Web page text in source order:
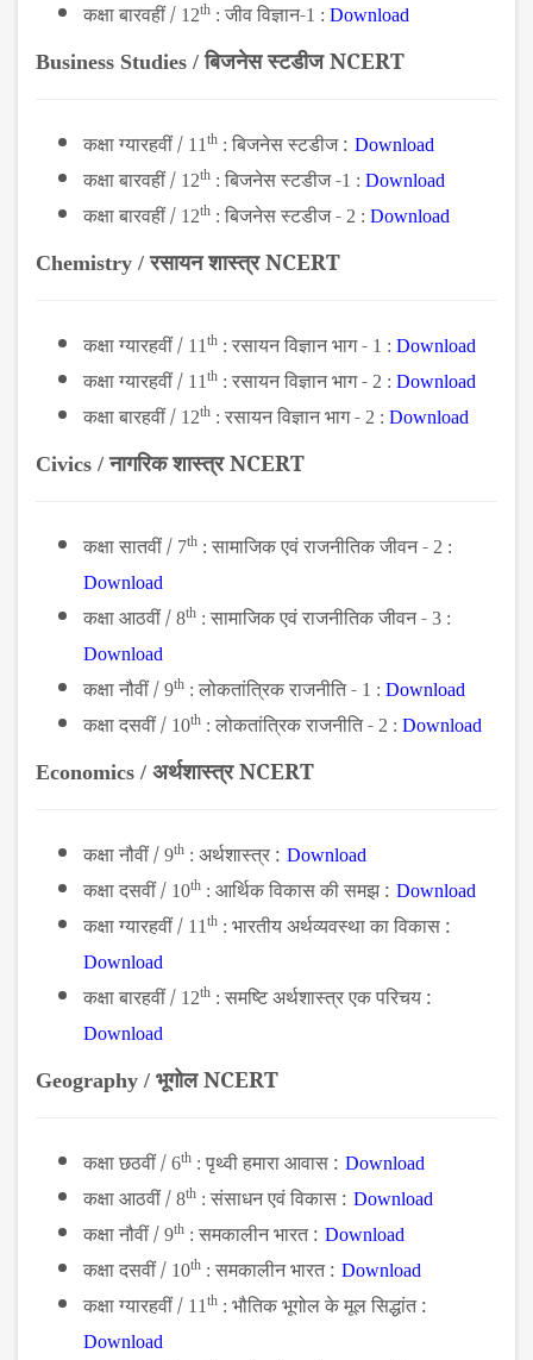
कक्षा बारवहीं / 12th : जीव विज्ञान-1 : Download
Business Studies /बिजनेस स्टडीज NCERT
कक्षा ग्यारहवीं / 11 th : बिजनेस स्टडीज : Download
कक्षा बारवहीं / 12th : बिजनेस स्टडीज -1 : Download
कक्षा बारवहीं / 12th : बिजनेस स्टडीज - 2 : Download
Chemistry /रसायन शास्त्र NCERT
कक्षा ग्यारहवीं / 11 th : रसायन विज्ञान भाग - 1 : Download
कक्षा ग्यारहवीं / 11 th : रसायन विज्ञान भाग - 2 : Download
कक्षा बारहवीं / 12th : रसायन विज्ञान भाग - 2 : Download
Civics /नागरिक शास्त्र NCERT
कक्षा सातवीं / 7th : सामाजिक एवं राजनीतिक जीवन - 2 :
Download
कक्षा आठवीं / 8th : सामाजिक एवं राजनीतिक जीवन - 3 :
Download
कक्षा नौवीं / 9th : लोकतांत्रिक राजनीति - 1 : Download
कक्षा दसवीं / 10th : लोकतांत्रिक राजनीति - 2 : Download
Economics / अर्थशास्त्र NCERT
कक्षा नौवीं / 9th : अर्थशास्त्र : Download
कक्षा दसवीं / 10th : आर्थिक विकास की समझ : Download
कक्षा ग्यारहवीं / 11 th : भारतीय अर्थव्यवस्था का विकास :
Download
कक्षा बारहवीं / 12th : समष्टि अर्थशास्त्र एक परिचय :
Download
Geography / भूगोल NCERT
कक्षा छठवीं / 6th : पृथ्वी हमारा आवास : Download
कक्षा आठवीं / 8th : संसाधन एवं विकास : Download
कक्षा नौवीं / 9th : समकालीन भारत : Download
कक्षा दसवीं / 10th : समकालीन भारत : Download
कक्षा ग्यारहवीं / 11 th : भौतिक भूगोल के मूल सिद्धांत :
Download